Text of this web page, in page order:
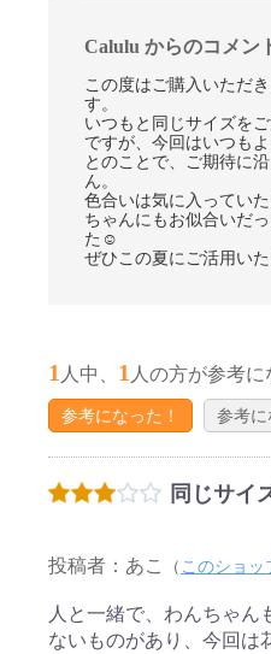
Calulu からのコメン
この度はご購入いただ
す。
いつもと同じサイズを
ですが、今回はいつも
とのことで、ご期待に
ん。
色合いは気に入ってい
ちゃんにもお似合いだ
た☺
ぜひこの夏にご活用い
1 人中、 1 人の方が参考に
参考になった！ 参考に
同じサイ
投稿者：あこ
（ このショッ
人と一緒で、わんちゃん
ないものがあり、今回は